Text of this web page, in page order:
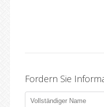
Fordern Sie